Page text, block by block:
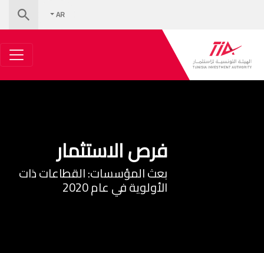
AR
فرص الاستثمار
بعث المؤسسات: القطاعات ذات
الأولوية في عام 2020